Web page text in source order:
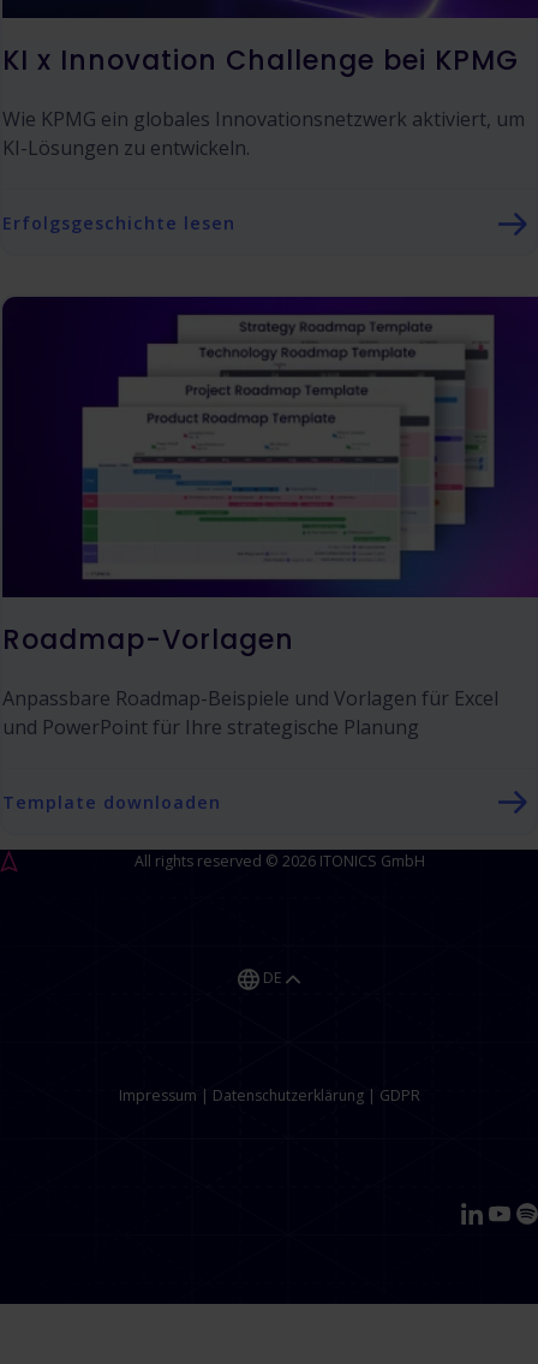
KI x Innovation Challenge bei KPMG
Wie KPMG ein globales Innovationsnetzwerk aktiviert, um
KI-Lösungen zu entwickeln.
Erfolgsgeschichte lesen
Roadmap-Vorlagen
Anpassbare Roadmap-Beispiele und Vorlagen für Excel
und PowerPoint für Ihre strategische Planung
Template downloaden
All rights reserved © 2026 ITONICS GmbH
DE
Impressum | Datenschutzerklärung| GDPR